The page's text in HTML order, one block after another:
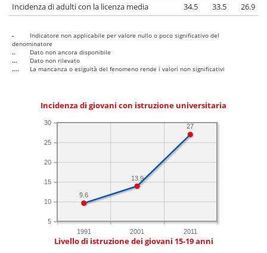
Incidenza di adulti con la licenza media
34.5 33.5 26.9
-
Indicatore non applicabile per valore nullo o poco significativo del
denominatore
..
Dato non ancora disponibile
...
Dato non rilevato
....
La mancanza o esiguità del fenomeno rende i valori non significativi
Incidenza di giovani con istruzione universitaria
1991 2001 2011
5
10
15
20
25
30
27
13.9
9.6
Livello di istruzione dei giovani 15-19 anni